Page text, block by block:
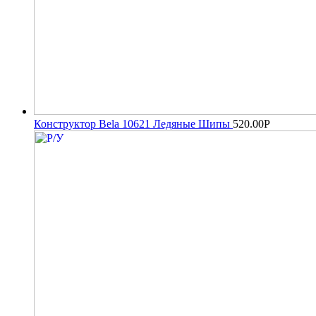
Конструктор Bela 10621 Ледяные Шипы 520.00Р